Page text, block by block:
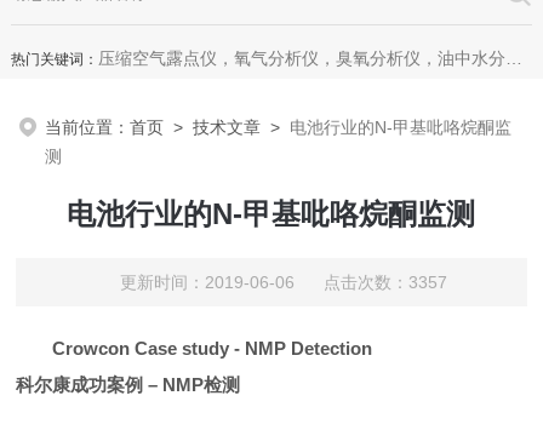
热门关键词： 压缩空气露点仪，氧气分析仪，臭氧分析仪，油中水分析仪，超声波测漏仪。
当前位置：首页 >技术文章 > 电池行业的N-甲基吡咯烷酮监
测
电池行业的N-甲基吡咯烷酮监测
更新时间：2019-06-06 点击次数：3357
Crowcon Case study - NMP Detection
科尔康成功案例 – NMP检测